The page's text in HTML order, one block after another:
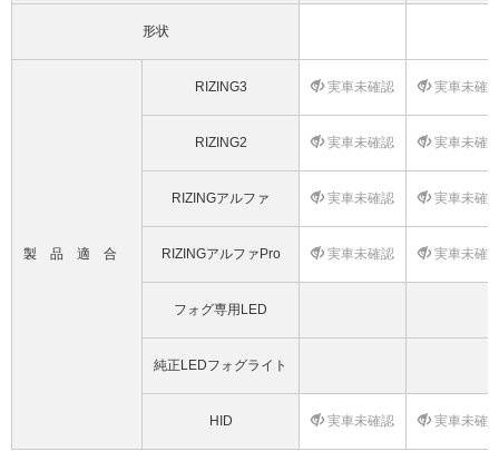
形状
製品適合
RIZING3 実車未確認 実車未確
RIZING2 実車未確認 実車未確
RIZINGアルファ 実車未確認 実車未確
RIZINGアルファPro 実車未確認 実車未確
フォグ専用LED
純正LEDフォグライト
HID 実車未確認 実車未確